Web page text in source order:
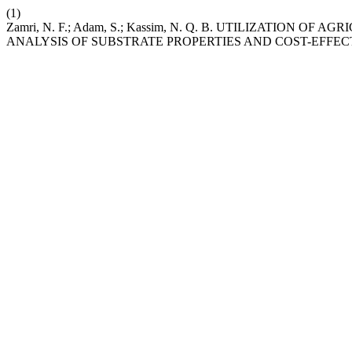
(1)
Zamri, N. F.; Adam, S.; Kassim, N. Q. B. UTILIZATION OF
ANALYSIS OF SUBSTRATE PROPERTIES AND COST-